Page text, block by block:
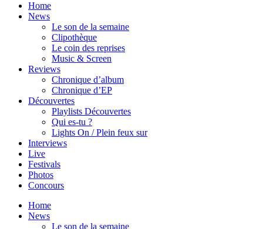
Home
News
Le son de la semaine
Clipothèque
Le coin des reprises
Music & Screen
Reviews
Chronique d’album
Chronique d’EP
Découvertes
Playlists Découvertes
Qui es-tu ?
Lights On / Plein feux sur
Interviews
Live
Festivals
Photos
Concours
Home
News
Le son de la semaine